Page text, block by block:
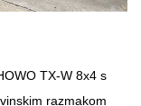
TX-W 8x4 s
razmakom